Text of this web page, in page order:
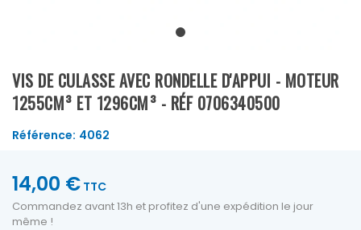
VIS DE CULASSE AVEC RONDELLE D'APPUI - MOTEUR
1255CM³ ET 1296CM³ - RÉF 0706340500
Référence: 4062
14,00 € TTC
Commandez avant 13h et profitez d'une expédition le jour
même !